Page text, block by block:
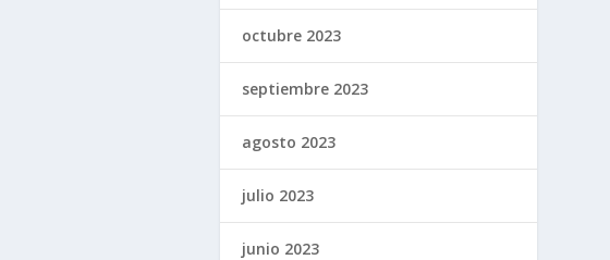
octubre 2023
septiembre 2023
agosto 2023
julio 2023
junio 2023